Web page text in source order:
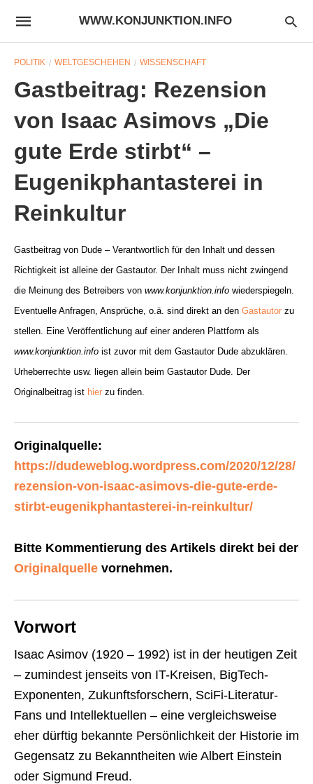
WWW.KONJUNKTION.INFO
POLITIK WELTGESCHEHEN WISSENSCHAFT
Gastbeitrag: Rezension
von Isaac Asimovs „Die
gute Erde stirbt“ –
Eugenikphantasterei in
Reinkultur
Gastbeitrag von Dude – Verantwortlich für den Inhalt und dessen
Richtigkeit ist alleine der Gastautor. Der Inhalt muss nicht zwingend
die Meinung des Betreibers von www.konjunktion.info wiederspiegeln.
Eventuelle Anfragen, Ansprüche, o.ä. sind direkt an den Gastautor zu
stellen. Eine Veröffentlichung auf einer anderen Plattform als
www.konjunktion.info ist zuvor mit dem Gastautor Dude abzuklären.
Urheberrechte usw. liegen allein beim Gastautor Dude. Der
Originalbeitrag ist hier zu finden.
Originalquelle:
https://dudeweblog.wordpress.com/2020/12/28/
rezension-von-isaac-asimovs-die-gute-erde-
stirbt-eugenikphantasterei-in-reinkultur/
Bitte Kommentierung des Artikels direkt bei der
Originalquelle vornehmen.
Vorwort
Isaac Asimov (1920 – 1992) ist in der heutigen Zeit
– zumindest jenseits von IT-Kreisen, BigTech-
Exponenten, Zukunftsforschern, SciFi-Literatur-
Fans und Intellektuellen – eine vergleichsweise
eher dürftig bekannte Persönlichkeit der Historie im
Gegensatz zu Bekanntheiten wie Albert Einstein
oder Sigmund Freud.